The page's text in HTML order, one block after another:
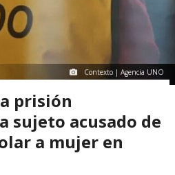
Contexto | Agencia UNO
prisión
sujeto acusado de
a mujer en